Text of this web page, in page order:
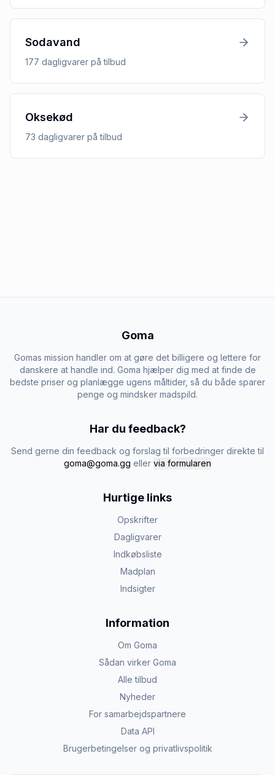
Sodavand
177 dagligvarer på tilbud
Oksekød
73 dagligvarer på tilbud
Goma
Gomas mission handler om at gøre det billigere og lettere for
danskere at handle ind. Goma hjælper dig med at finde de
bedste priser og planlægge ugens måltider, så du både sparer
penge og mindsker madspild.
Har du feedback?
Send gerne din feedback og forslag til forbedringer direkte til
goma@goma.gg eller via formularen
Hurtige links
Opskrifter
Dagligvarer
Indkøbsliste
Madplan
Indsigter
Information
Om Goma
Sådan virker Goma
Alle tilbud
Nyheder
For samarbejdspartnere
Data API
Brugerbetingelser og privatlivspolitik